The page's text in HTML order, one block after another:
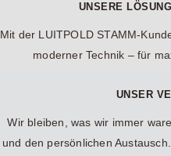
UNSERE
Mit der LUITPOLD STAMM-
moderner Technik – für
UNSER
Wir bleiben, was wir immer
und den persönlichen